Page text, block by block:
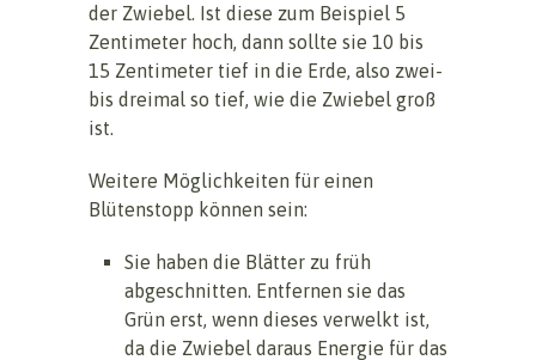
der Zwiebel. Ist diese zum Beispiel 5
Zentimeter hoch, dann sollte sie 10 bis
15 Zentimeter tief in die Erde, also zwei-
bis dreimal so tief, wie die Zwiebel groß
ist.
Weitere Möglichkeiten für einen
Blütenstopp können sein:
Sie haben die Blätter zu früh
abgeschnitten. Entfernen sie das
Grün erst, wenn dieses verwelkt ist,
da die Zwiebel daraus Energie für das